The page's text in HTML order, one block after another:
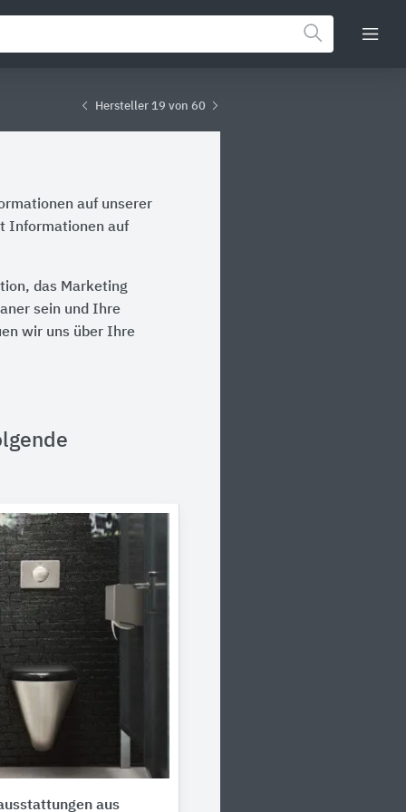
Hersteller 19 von 60
auf unserer
Informationen auf
das Marketing
sein und Ihre
wir uns über Ihre
aus